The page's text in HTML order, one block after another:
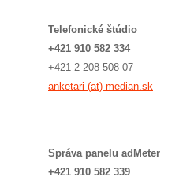
Telefonické štúdio
+421 910 582 334
+421 2 208 508 07
anketari (at) median.sk
Správa panelu adMeter
+421 910 582 339